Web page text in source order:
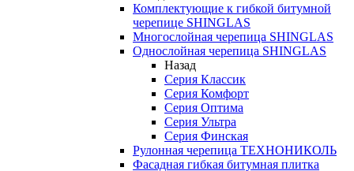
Комплектующие к гибкой битумной
черепице SHINGLAS
Многослойная черепица SHINGLAS
Однослойная черепица SHINGLAS
Назад
Серия Классик
Серия Комфорт
Серия Оптима
Серия Ультра
Серия Финская
Рулонная черепица ТЕХНОНИКОЛЬ
Фасадная гибкая битумная плитка